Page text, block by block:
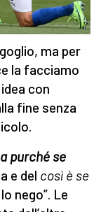
ma per
la facciamo
con
fine senza
purché se
e del così è se
nego”. Le